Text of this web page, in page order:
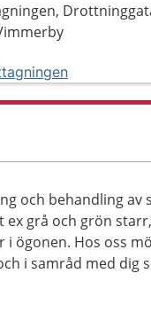
och behandling av
grå och grön
ögonen. Hos oss
i samråd med dig